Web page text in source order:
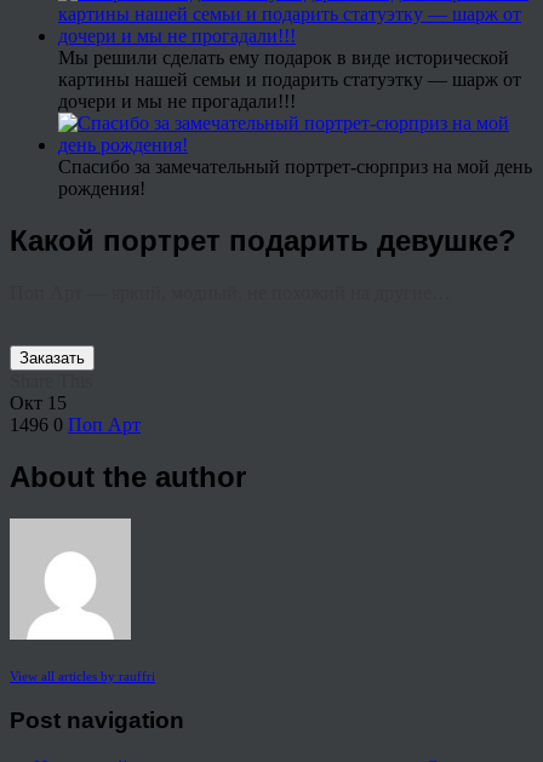
Мы решили сделать ему подарок в виде исторической
картины нашей семьи и подарить статуэтку — шарж от
дочери и мы не прогадали!!!
Спасибо за замечательный портрет-сюрприз на мой день
рождения!
Какой портрет подарить девушке?
Заказать
Окт 15
1496 0 Поп Арт
About the author
View all articles by rauffri
Post navigation